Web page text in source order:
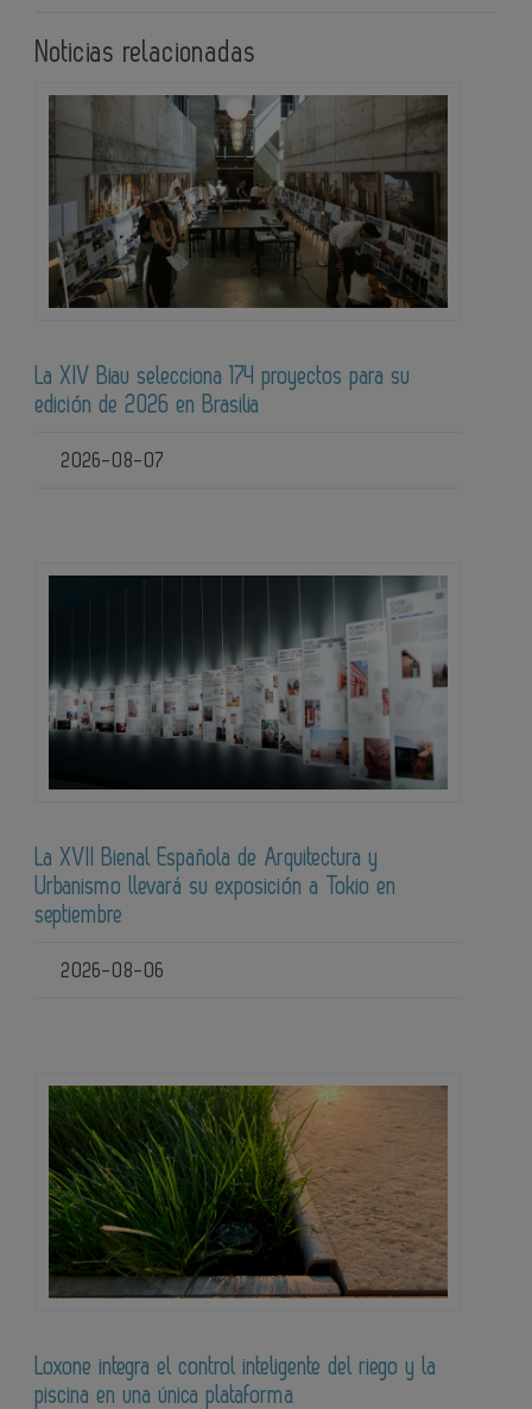
Noticias relacionadas
La XIV Biau selecciona 174 proyectos para su
edición de 2026 en Brasilia
2026-08-07
La XVII Bienal Española de Arquitectura y
Urbanismo llevará su exposición a Tokio en
septiembre
2026-08-06
Loxone integra el control inteligente del riego y la
piscina en una única plataforma